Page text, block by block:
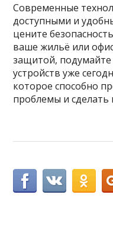
Современные
доступными и
цените
ваше жильё или
защитой, подумайте
устройств уже
которое способно
проблемы и